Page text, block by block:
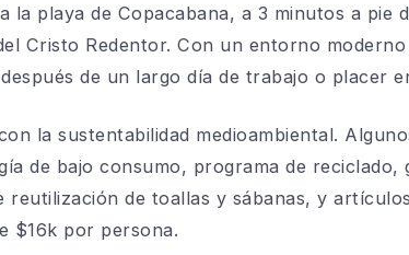
la playa de Copacabana, a 3 minutos a pie
Cristo Redentor. Con un entorno
de un largo día de trabajo o placer
la sustentabilidad medioambiental.
de bajo consumo, programa de
reutilización de toallas y sábanas, y
$16k por persona.